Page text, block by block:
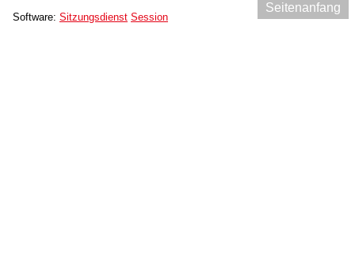
Seitenanfang
Software: Sitzungsdienst Session